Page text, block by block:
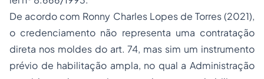
De acordo com Ronny Charles Lopes de Torres (2021),
o credenciamento não representa uma contratação
direta nos moldes do art. 74, mas sim um instrumento
prévio de habilitação ampla, no qual a Administração